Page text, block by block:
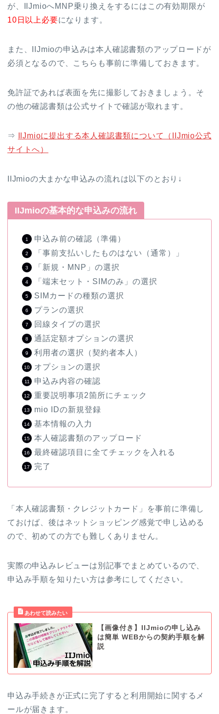
が、IIJmioへMNP乗り換えをするにはこの有効期限が
10日以上必要になります。
また、IIJmioの申込みは本人確認書類のアップロードが
必須となるので、こちらも事前に準備しておきます。
免許証であれば表面を先に撮影しておきましょう。そ
の他の確認書類は公式サイトで確認が取れます。
⇒
IIJmioに提出する本人確認書類について（IIJmio公式
サイトへ）
IIJmioの大まかな申込みの流れは以下のとおり↓
IIJmioの基本的な申込みの流れ
申込み前の確認（準備）
「事前支払いしたものはない（通常）」
「新規・MNP」の選択
「端末セット・SIMのみ」の選択
SIMカードの種類の選択
プランの選択
回線タイプの選択
通話定額オプションの選択
利用者の選択（契約者本人）
オプションの選択
申込み内容の確認
重要説明事項2箇所にチェック
mio IDの新規登録
基本情報の入力
本人確認書類のアップロード
最終確認項目に全てチェックを入れる
完了
「本人確認書類・クレジットカード」を事前に準備し
ておけば、後はネットショッピング感覚で申し込める
ので、初めての方でも難しくありません。
実際の申込みレビューは別記事でまとめているので、
申込み手順を知りたい方は参考にしてください。
【画像付き】IIJmioの申し込み
は簡単 WEBからの契約手順を解
説
申込み手続きが正式に完了すると利用開始に関するメ
ールが届きます。